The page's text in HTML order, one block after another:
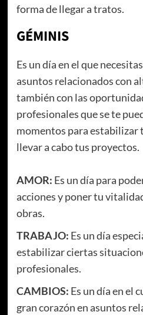
forma de llegar a tratos.
GÉMINIS
Es un día en el que
asuntos relacionados con
también con las
profesionales que se te
momentos para estabilizar
llevar a cabo tus proyectos.
AMOR: Es un día para
acciones y poner tu
obras.
TRABAJO: Es un día
estabilizar ciertas
profesionales.
CAMBIOS: Es un día en el
gran corazón en asuntos